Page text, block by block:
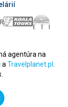
agentúra na
a Travelplanet.pl
.